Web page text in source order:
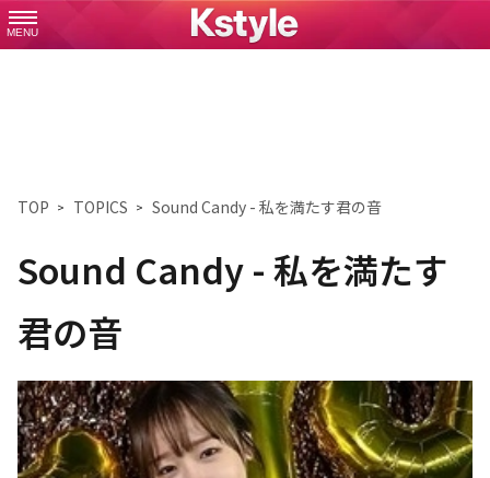
MENU
TOP TOPICS Sound Candy - 私を満たす君の音
Sound Candy - 私を満たす
君の音